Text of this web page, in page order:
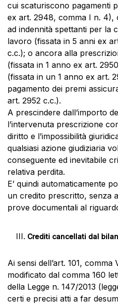
cui scaturiscono pagamenti
ex art. 2948, comma I n. 4),
ad indennità spettanti per la
lavoro (fissata in 5 anni ex
c.c.); o ancora alla
(fissata in 1 anno ex art.
(fissata in un 1 anno ex art.
pagamento dei premi
art. 2952 c.c.).
A prescindere dall’importo
l’intervenuta prescrizione
diritto e l’impossibilità
qualsiasi azione giudiziaria
conseguente ed inevitabile
relativa perdita.
E’ quindi automaticamente
un credito prescritto, senza
prove documentali al
Crediti cancellati dal
Ai sensi dell’art. 101,
modificato dal comma 160
della Legge n. 147/2013
certi e precisi atti a far